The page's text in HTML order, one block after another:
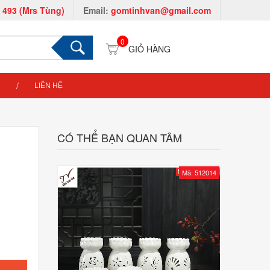
493 (Mrs Tùng) Email: gomtinhvan@gmail.com
0
LIÊN HỆ
CÓ THỂ BẠN QUAN TÂM
Mã: 512014